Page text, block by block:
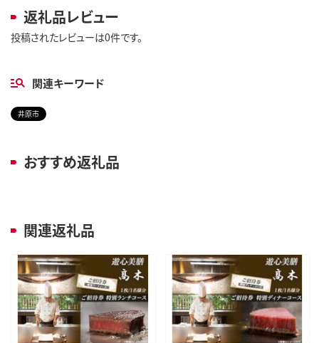
返礼品レビュー
投稿されたレビューは0件です。
関連キーワード
井原市
おすすめ返礼品
関連返礼品